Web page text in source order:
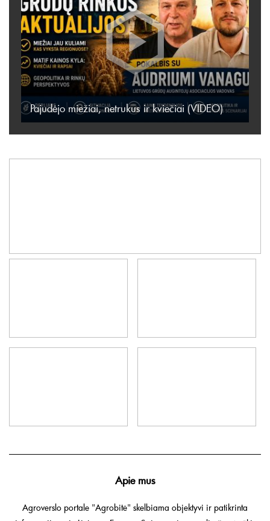
Pajudėjo miežiai, netrukus ir kviečiai (VIDEO)
Apie mus
Agroverslo portale "Agrobitė" skelbiama objektyvi ir patikrinta